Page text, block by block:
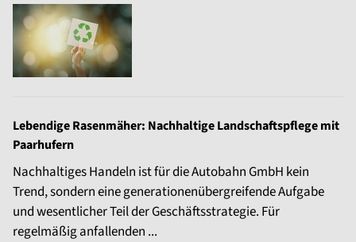
Lebendige Rasenmäher: Nachhaltige Landschaftspflege mit
Paarhufern
Nachhaltiges Handeln ist für die Autobahn GmbH kein
Trend, sondern eine generationenübergreifende Aufgabe
und wesentlicher Teil der Geschäftsstrategie. Für
regelmäßig anfallenden ...